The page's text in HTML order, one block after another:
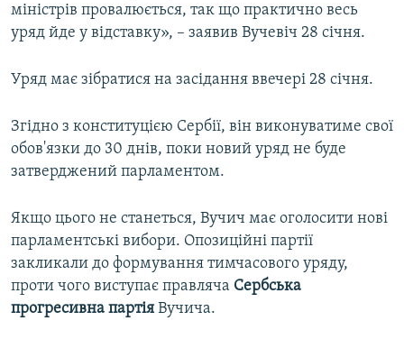
міністрів провалюється, так що практично весь
уряд йде у відставку», – заявив Вучевіч 28 січня.
Уряд має зібратися на засідання ввечері 28 січня.
Згідно з конституцією Сербії, він виконуватиме свої
обов'язки до 30 днів, поки новий уряд не буде
затверджений парламентом.
Якщо цього не станеться, Вучич має оголосити нові
парламентські вибори. Опозиційні партії
закликали до формування тимчасового уряду,
проти чого виступає правляча Сербська
прогресивна партія Вучича.